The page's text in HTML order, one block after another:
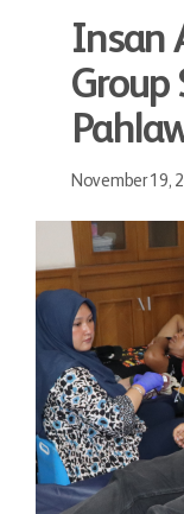
Insan
Group
November 19,